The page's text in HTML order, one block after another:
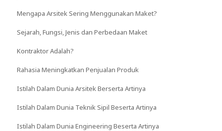
Mengapa Arsitek Sering Menggunakan Maket?
Sejarah, Fungsi, Jenis dan Perbedaan Maket
Kontraktor Adalah?
Rahasia Meningkatkan Penjualan Produk
Istilah Dalam Dunia Arsitek Berserta Artinya
Istilah Dalam Dunia Teknik Sipil Beserta Artinya
Istilah Dalam Dunia Engineering Beserta Artinya